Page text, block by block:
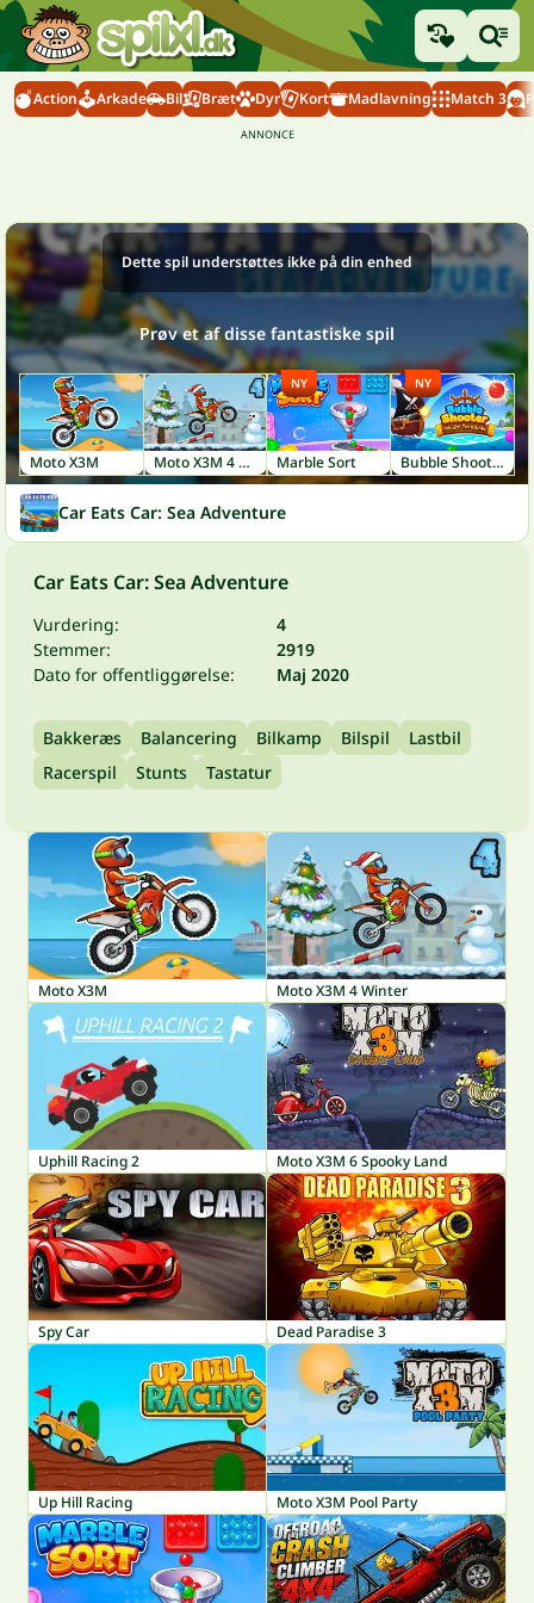
Action Arkade Bil Bræt Dyr Kort Madlavning Match 3
Dette spil understøttes ikke på din enhed
Prøv et af disse fantastiske spil
Moto X3M Moto X3M 4 Winter Marble Sort
NY
Bubble Shooter: Pirate Treasures
NY
Car Eats Car: Sea Adventure
Car Eats Car: Sea Adventure
Vurdering:
4
Stemmer:
2919
Dato for offentliggørelse:
Maj 2020
Bakkeræs Balancering Bilkamp Bilspil
Lastbil
Racerspil
Stunts Tastatur
Moto X3M Moto X3M 4 Winter
Uphill Racing 2 Moto X3M 6 Spooky Land
Spy Car Dead Paradise 3
Up Hill Racing Moto X3M Pool Party